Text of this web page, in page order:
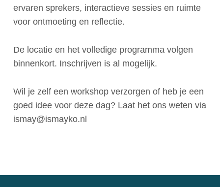
ervaren sprekers, interactieve sessies en ruimte
voor ontmoeting en reflectie.
De locatie en het volledige programma volgen
binnenkort. Inschrijven is al mogelijk.
Wil je zelf een workshop verzorgen of heb je een
goed idee voor deze dag? Laat het ons weten via
ismay@ismayko.nl